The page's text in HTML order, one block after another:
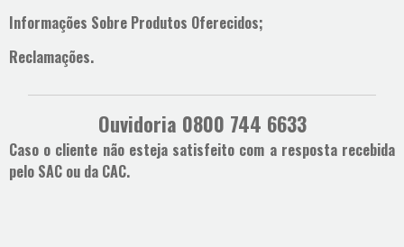
Informações Sobre Produtos Oferecidos;
Reclamações.
Ouvidoria 0800 744 6633
Caso o cliente não esteja satisfeito com a resposta recebida
pelo SAC ou da CAC.